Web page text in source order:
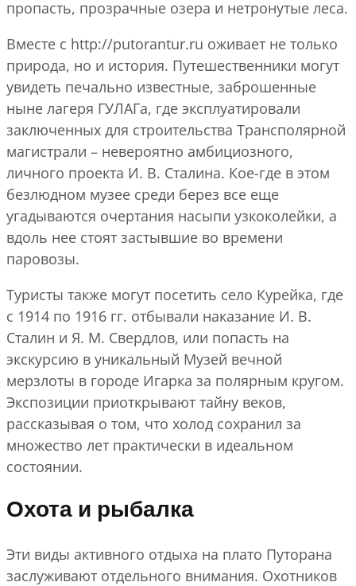
пропасть, прозрачные озера и нетронутые леса.
Вместе с http://putorantur.ru оживает не только
природа, но и история. Путешественники могут
увидеть печально известные, заброшенные
ныне лагеря ГУЛАГа, где эксплуатировали
заключенных для строительства Трансполярной
магистрали – невероятно амбициозного,
личного проекта И. В. Сталина. Кое-где в этом
безлюдном музее среди берез все еще
угадываются очертания насыпи узкоколейки, а
вдоль нее стоят застывшие во времени
паровозы.
Туристы также могут посетить село Курейка, где
с 1914 по 1916 гг. отбывали наказание И. В.
Сталин и Я. М. Свердлов, или попасть на
экскурсию в уникальный Музей вечной
мерзлоты в городе Игарка за полярным кругом.
Экспозиции приоткрывают тайну веков,
рассказывая о том, что холод сохранил за
множество лет практически в идеальном
состоянии.
Охота и рыбалка
Эти виды активного отдыха на плато Путорана
заслуживают отдельного внимания. Охотников